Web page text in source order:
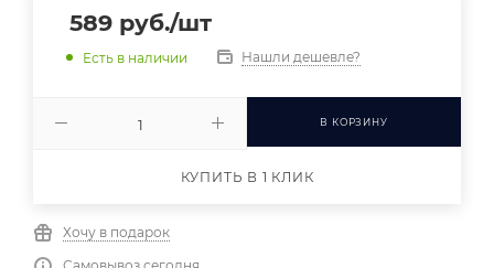
589 руб./шт
Есть в наличии Нашли дешевле?
В КОРЗИНУ
КУПИТЬ В 1 КЛИК
Хочу в подарок